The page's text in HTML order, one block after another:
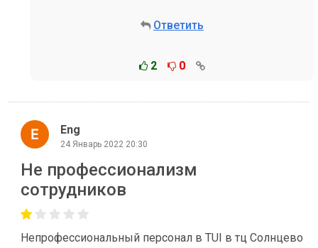
Ответить
2 0
Eng
24 Январь 2022 20:30
Не профессионализм
сотрудников
Непрофессиональный персонал в TUI в тц Солнцево